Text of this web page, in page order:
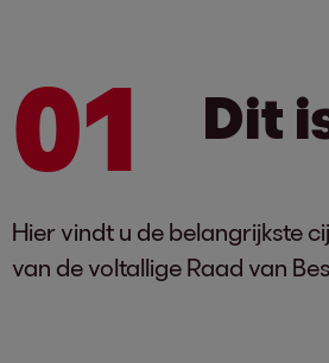
01 Dit
Hier vindt u de belangrijkste
van de voltallige Raad van